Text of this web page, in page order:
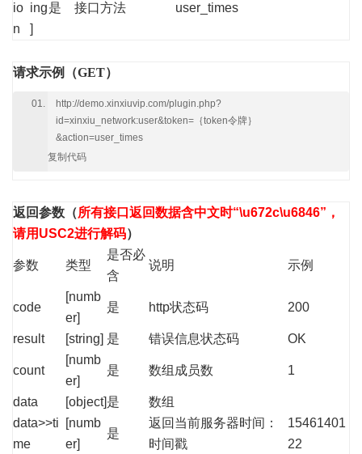
io
n
ing
]
是 接口方法 user_times
请求示例（GET）
http://demo.xinxiuvip.com/plugin.php?
id=xinxiu_network:user&token=｛token令牌｝
&action=user_times
复制代码
返回参数 （所有接口返回数据含中文时“\u672c\u6846”，
请用USC2进行解码）
参数 类型
是否必
含
说明 示例
code
[numb
er]
是 http状态码 200
result [string] 是 错误信息状态码 OK
count
[numb
er]
是 数组成员数 1
data [object]是
数组
data>>ti
me
[numb
er]
是
返回当前服务器时间：
时间戳
15461401
22